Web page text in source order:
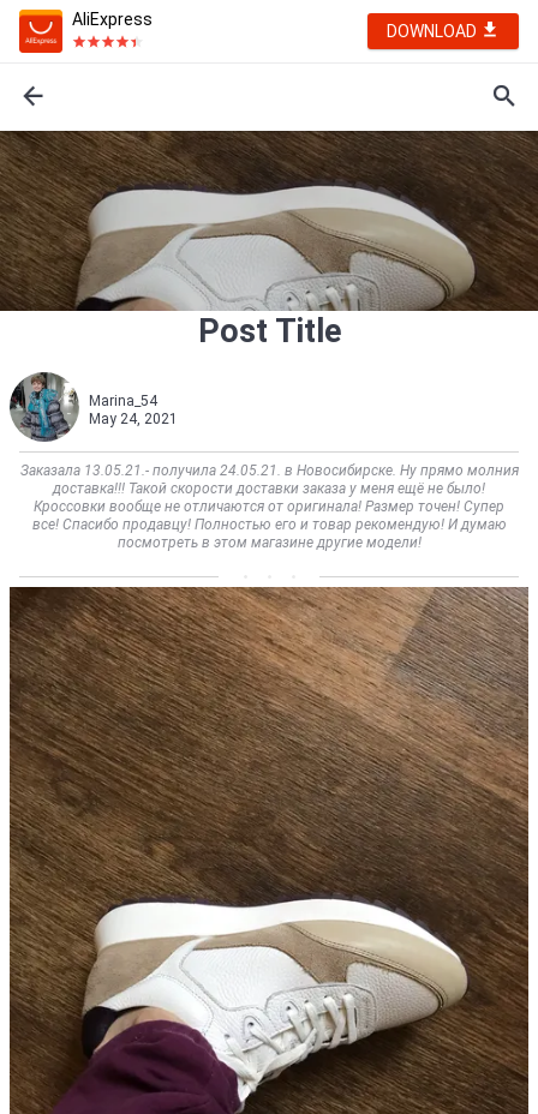
AliExpress
DOWNLOAD
Post Title
Marina_54
May 24, 2021
Заказала 13.05.21.- получила 24.05.21. в Новосибирске. Ну прямо молния
доставка!!! Такой скорости доставки заказа у меня ещё не было!
Кроссовки вообще не отличаются от оригинала! Размер точен! Супер
все! Спасибо продавцу! Полностью его и товар рекомендую! И думаю
посмотреть в этом магазине другие модели!